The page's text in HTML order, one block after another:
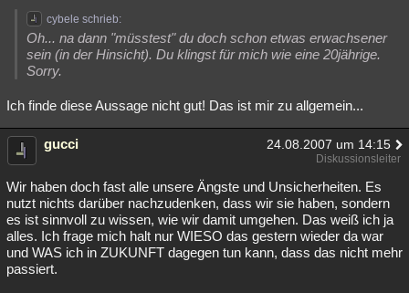
cybele schrieb:
Oh... na dann "müsstest" du doch schon etwas erwachsener
sein (in der Hinsicht). Du klingst für mich wie eine 20jährige.
Sorry.
Ich finde diese Aussage nicht gut! Das ist mir zu allgemein...
gucci 24.08.2007 um 14:15
Diskussionsleiter
Wir haben doch fast alle unsere Ängste und Unsicherheiten. Es
nutzt nichts darüber nachzudenken, dass wir sie haben, sondern
es ist sinnvoll zu wissen, wie wir damit umgehen. Das weiß ich ja
alles. Ich frage mich halt nur WIESO das gestern wieder da war
und WAS ich in ZUKUNFT dagegen tun kann, dass das nicht mehr
passiert.